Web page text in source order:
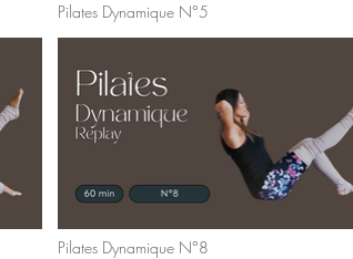
Pilates Dynamique N°5
Pilates Dynamique N°8